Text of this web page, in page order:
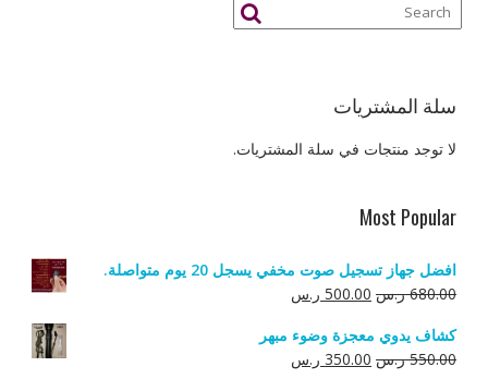
سلة المشتريات
لا توجد منتجات في سلة المشتريات.
Most Popular
افضل جهاز تسجيل صوت مخفي يسجل 20 يوم متواصلة.
680.00 ر.س السعر
هو:
680.00 ر.س.
500.00 ر.سالسعر
هو:
500.00 ر.س.
كشاف يدوي معجزة وضوء مبهر
550.00 ر.س السعر
350.00 ر.سالسعر